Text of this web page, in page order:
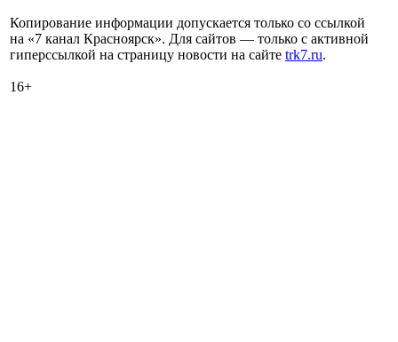
Копирование информации допускается только со ссылкой
на «7 канал Красноярск». Для сайтов — только с активной
гиперссылкой на страницу новости на сайте trk7.ru.
16+